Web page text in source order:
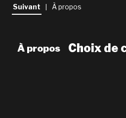
newsletter
Suivant À propos
À propos Choix de